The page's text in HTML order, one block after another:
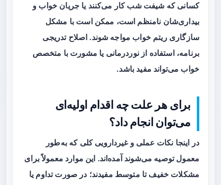
کسانی که شیفت شب کار می‌کنند یا جریان خواب و
بیداری‌شان نامنظم است، ممکن است با مشکل
سازگاری ریتم خواب مواجه شوند. اصلاح تدریجی
برنامه، استفاده از نوردرمانی یا مشورت با متخصص
خواب می‌تواند مفید باشد.
برای هر علت چه اقدام اولیه‌ای
می‌توان انجام داد؟
در اینجا نکات عملی و غیردارویی کلی که به‌طور
معمول توصیه می‌شوند آمده‌اند. این موارد معمولاً برای
مشکلات خفیف تا متوسط مفیدند؛ در صورت تداوم یا